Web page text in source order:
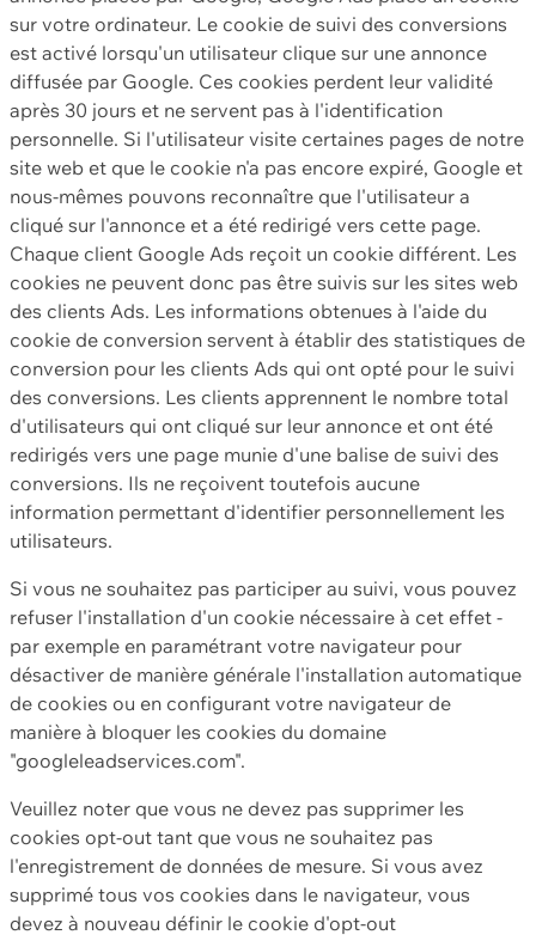
sur votre ordinateur. Le cookie de suivi des conversions
est activé lorsqu'un utilisateur clique sur une annonce
diffusée par Google. Ces cookies perdent leur validité
après 30 jours et ne servent pas à l'identification
personnelle. Si l'utilisateur visite certaines pages de notre
site web et que le cookie n'a pas encore expiré, Google et
nous-mêmes pouvons reconnaître que l'utilisateur a
cliqué sur l'annonce et a été redirigé vers cette page.
Chaque client Google Ads reçoit un cookie différent. Les
cookies ne peuvent donc pas être suivis sur les sites web
des clients Ads. Les informations obtenues à l'aide du
cookie de conversion servent à établir des statistiques de
conversion pour les clients Ads qui ont opté pour le suivi
des conversions. Les clients apprennent le nombre total
d'utilisateurs qui ont cliqué sur leur annonce et ont été
redirigés vers une page munie d'une balise de suivi des
conversions. Ils ne reçoivent toutefois aucune
information permettant d'identifier personnellement les
utilisateurs.
Si vous ne souhaitez pas participer au suivi, vous pouvez
refuser l'installation d'un cookie nécessaire à cet effet -
par exemple en paramétrant votre navigateur pour
désactiver de manière générale l'installation automatique
de cookies ou en configurant votre navigateur de
manière à bloquer les cookies du domaine
"googleleadservices.com".
Veuillez noter que vous ne devez pas supprimer les
cookies opt-out tant que vous ne souhaitez pas
l'enregistrement de données de mesure. Si vous avez
supprimé tous vos cookies dans le navigateur, vous
devez à nouveau définir le cookie d'opt-out